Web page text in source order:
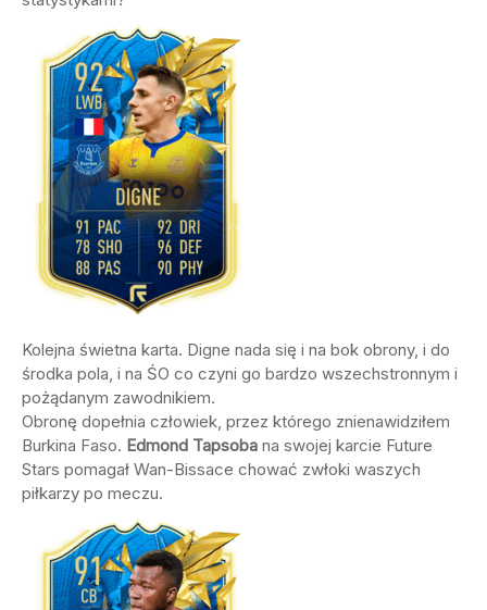
Kolejna świetna karta. Digne nada się i na bok obrony, i do
środka pola, i na ŚO co czyni go bardzo wszechstronnym i
pożądanym zawodnikiem.
Obronę dopełnia człowiek, przez którego znienawidziłem
Burkina Faso. Edmond Tapsoba na swojej karcie Future
Stars pomagał Wan-Bissace chować zwłoki waszych
piłkarzy po meczu.